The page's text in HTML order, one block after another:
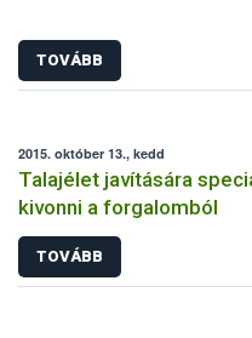
TOVÁBB
2015. október 13., kedd
Talajélet javítására
kivonni a forgalomból
TOVÁBB